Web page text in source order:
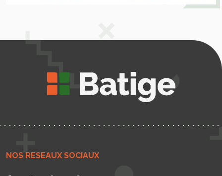
NOS RESEAUX SOCIAUX